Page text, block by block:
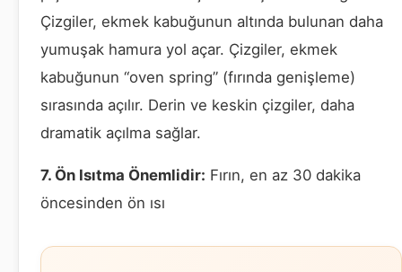
Çizgiler, ekmek kabuğunun altında bulunan daha
yumuşak hamura yol açar. Çizgiler, ekmek
kabuğunun “oven spring” (fırında genişleme)
sırasında açılır. Derin ve keskin çizgiler, daha
dramatik açılma sağlar.
7. Ön Isıtma Önemlidir: Fırın, en az 30 dakika
öncesinden ön ısı